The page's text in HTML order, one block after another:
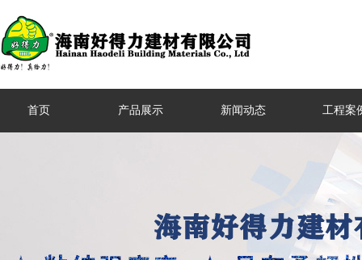
首页 产品展示 新闻动态 工程案